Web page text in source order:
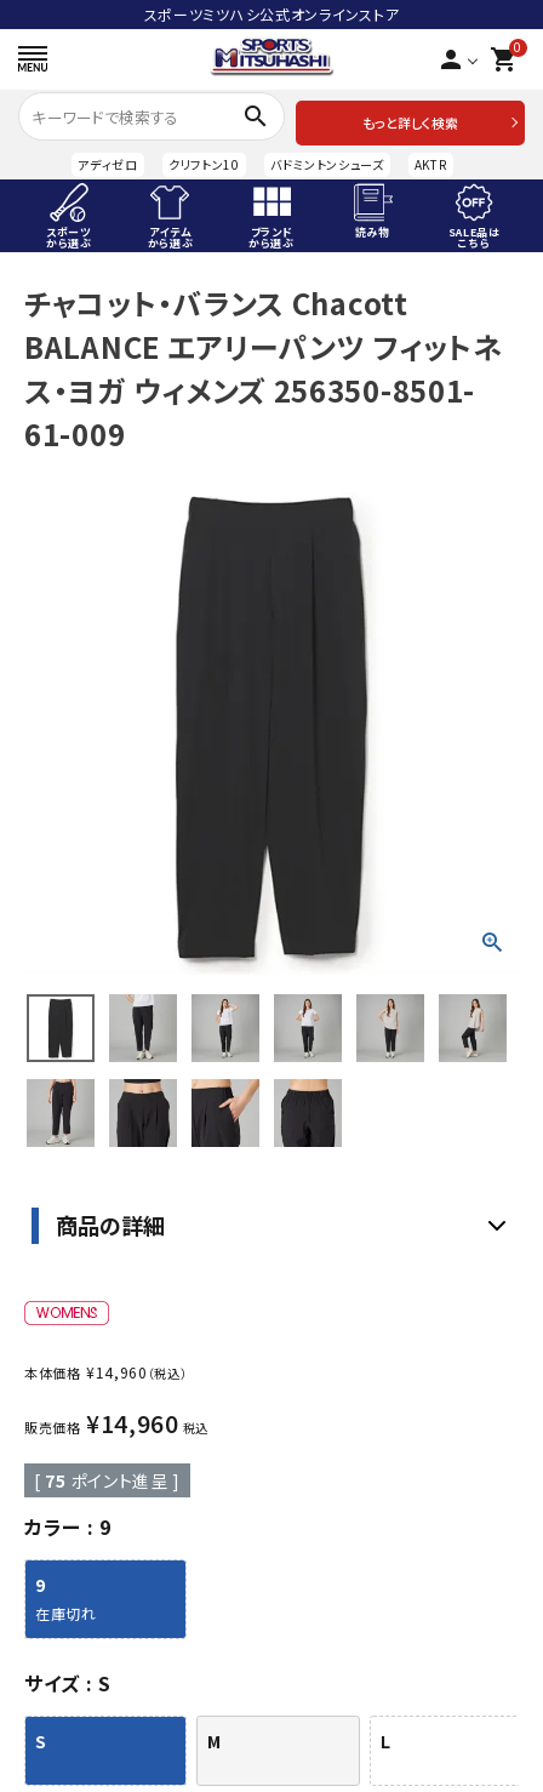
スポーツミツハシ公式オンラインストア
person 0
shopping_cart
search
もっと詳しく検索
アディゼロ クリフトン10 バドミントンシューズ AKTR
スポーツ
から選ぶ
アイテム
から選ぶ
ブランド
から選ぶ
読み物 SALE品は
こちら
ようこそ ゲスト 様
meeting_room ログイン person 会員登録
スポーツから選ぶ
プライバシーポリシー
チャコット・バランス Chacott
BALANCE エアリーパンツ フィットネ
ス・ヨガ ウィメンズ 256350-8501-
61-009
商品の詳細
本体価格 ¥14,960 （税込）
販売価格 ¥14,960 税込
[ 75 ポイント進呈 ]
カラー 9
9
在庫切れ
サイズ S
S M L